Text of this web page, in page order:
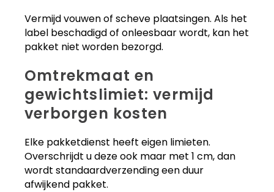
Vermijd vouwen of scheve plaatsingen. Als het
label beschadigd of onleesbaar wordt, kan het
pakket niet worden bezorgd.
Omtrekmaat en
gewichtslimiet: vermijd
verborgen kosten
Elke pakketdienst heeft eigen limieten.
Overschrijdt u deze ook maar met 1 cm, dan
wordt standaardverzending een duur
afwijkend pakket.